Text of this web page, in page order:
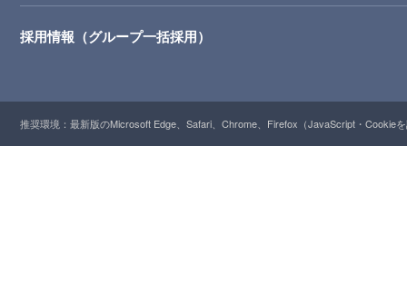
採用情報（グループ一括採用）
推奨環境：最新版のMicrosoft Edge、Safari、Chrome、Firefox（JavaScript・Cookie